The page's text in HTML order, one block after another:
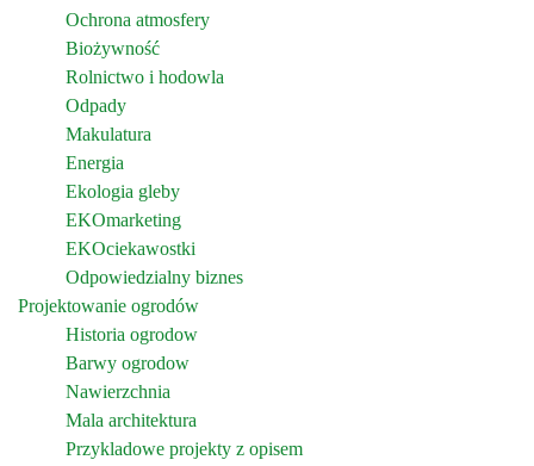
Ochrona atmosfery
Biożywność
Rolnictwo i hodowla
Odpady
Makulatura
Energia
Ekologia gleby
EKOmarketing
EKOciekawostki
Odpowiedzialny biznes
Projektowanie ogrodów
Historia ogrodow
Barwy ogrodow
Nawierzchnia
Mala architektura
Przykladowe projekty z opisem